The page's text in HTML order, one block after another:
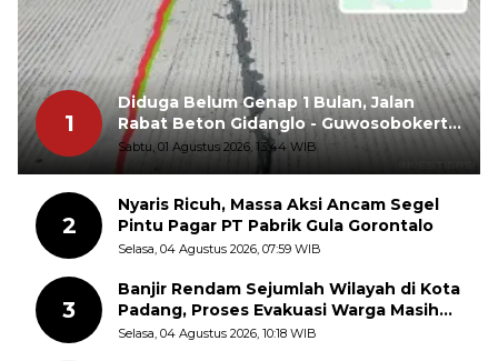
1
Diduga Belum Genap 1 Bulan, Jalan
Rabat Beton Gidanglo - Guwosobokerto
Sudah Pecah
Sabtu, 01 Agustus 2026, 13:44 WIB
2
Nyaris Ricuh, Massa Aksi Ancam Segel
Pintu Pagar PT Pabrik Gula Gorontalo
Selasa, 04 Agustus 2026, 07:59 WIB
3
Banjir Rendam Sejumlah Wilayah di Kota
Padang, Proses Evakuasi Warga Masih
Berlangsung
Selasa, 04 Agustus 2026, 10:18 WIB